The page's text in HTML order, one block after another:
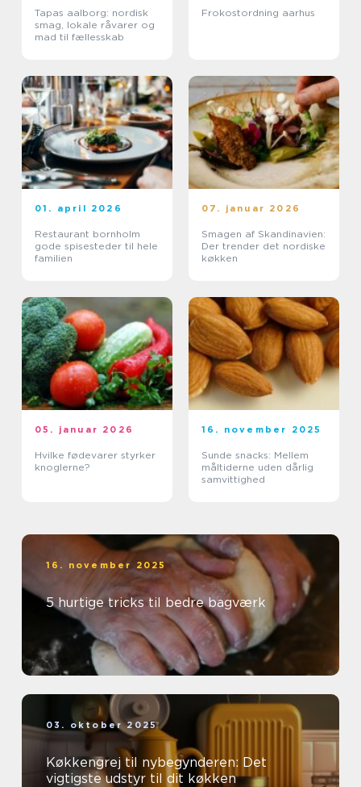
Tapas aalborg: nordisk
smag, lokale råvarer og
mad til fællesskab
Frokostordning aarhus
01. april 2026
Restaurant bornholm
gode spisesteder til hele
familien
07. januar 2026
Smagen af Skandinavien:
Der trender det nordiske
køkken
05. januar 2026
Hvilke fødevarer styrker
knoglerne?
16. november 2025
Sunde snacks: Mellem
måltiderne uden dårlig
samvittighed
16. november 2025
5 hurtige tricks til bedre bagværk
03. oktober 2025
Køkkengrej til nybegynderen: Det
vigtigste udstyr til dit køkken